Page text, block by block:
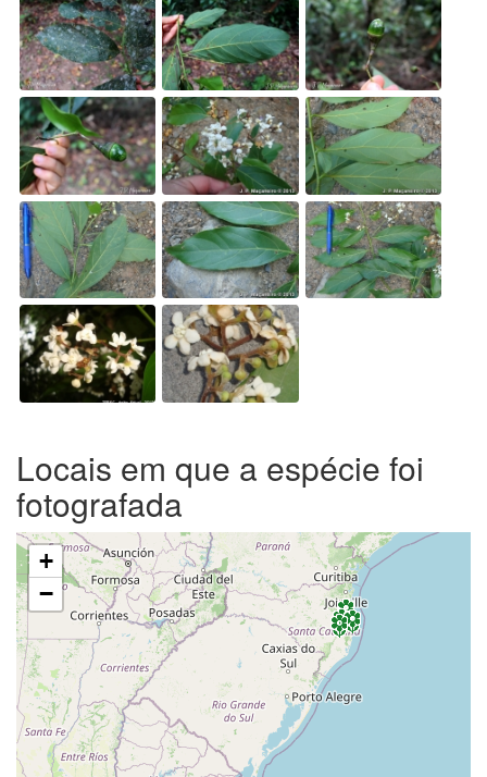
Locais em que a espécie foi
fotografada
+
−